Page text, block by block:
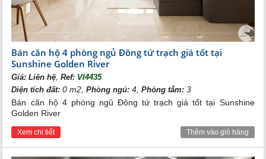
Bán căn hộ 4 phòng ngủ Đông tứ trạch giá tốt tại
Sunshine Golden River
Giá:Liên hệ ,Ref: VI4435
Diện tích đất: 0 m2,Phòng ngủ: 4,Phòng tắm: 3
Bán căn hộ 4 phòng ngủ Đông tứ trạch giá tốt tại Sunshine
Golden River
Xem chi tiết Thêm vào giỏ hàng